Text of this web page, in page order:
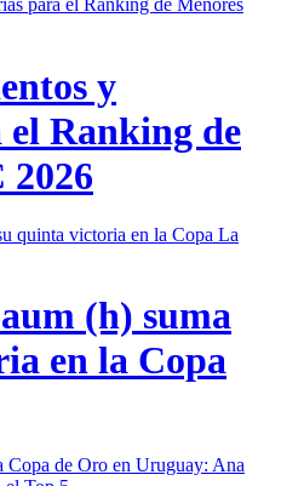
y
el Ranking de
2026
(h) suma
en la Copa